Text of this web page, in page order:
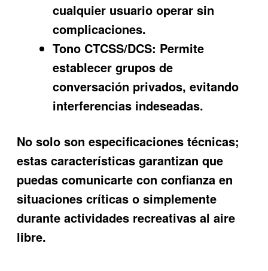
cualquier usuario operar sin
complicaciones.
Tono CTCSS/DCS: Permite
establecer grupos de
conversación privados, evitando
interferencias indeseadas.
No solo son especificaciones técnicas;
estas características garantizan que
puedas comunicarte con confianza en
situaciones críticas o simplemente
durante actividades recreativas al aire
libre.